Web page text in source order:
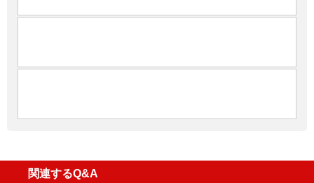
関連するQ&A